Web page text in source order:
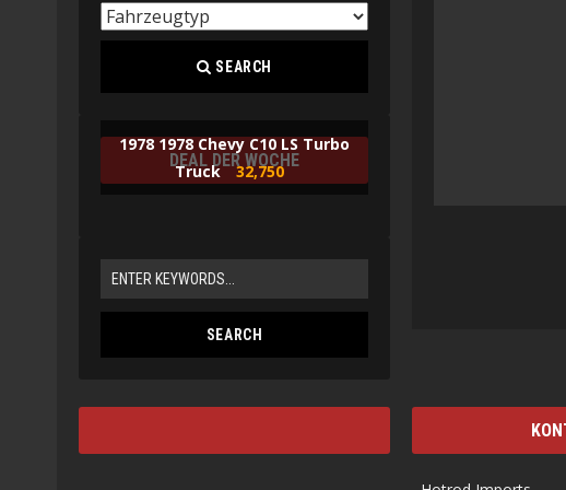
SEARCH
DEAL DER WOCHE
1978 1978 Chevy C10 LS Turbo
Truck 32,750